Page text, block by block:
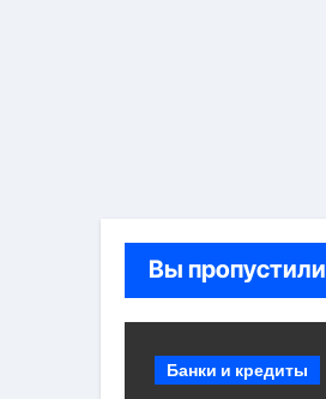
Вы пропустили
Банки и кредиты